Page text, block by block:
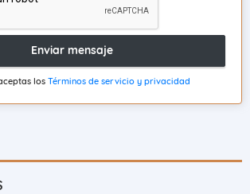
Enviar mensaje
los Términos de servicio y privacidad